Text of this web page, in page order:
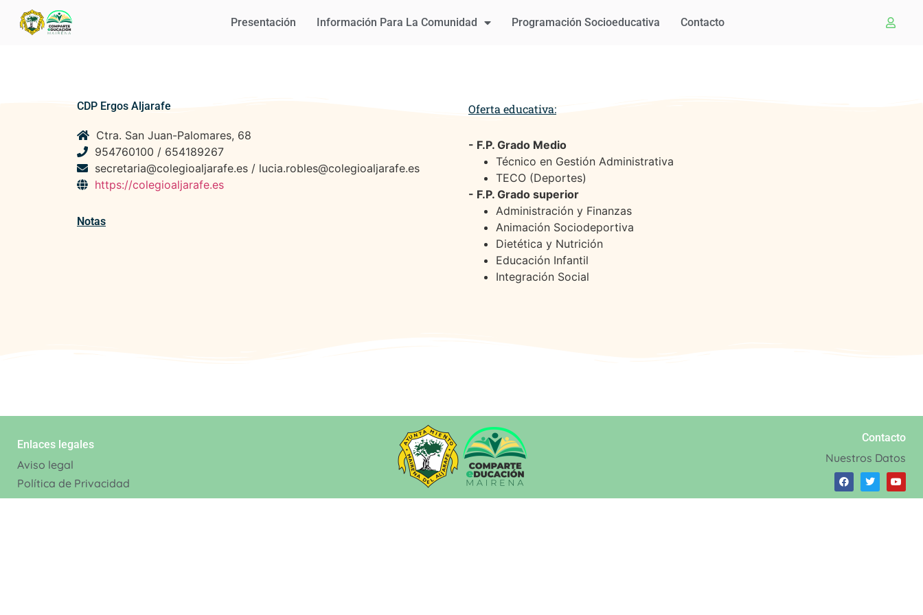
Presentación Información Para La Comunidad Programación Socioeducativa Contacto
CDP Ergos Aljarafe
Ctra. San Juan-Palomares, 68
954760100 / 654189267
secretaria@colegioaljarafe.es / lucia.robles@colegioaljarafe.es
https://colegioaljarafe.es
Notas
Oferta educativa:
- F.P. Grado Medio
Técnico en Gestión Administrativa
TECO (Deportes)
- F.P. Grado superior
Administración y Finanzas
Animación Sociodeportiva
Dietética y Nutrición
Educación Infantil
Integración Social
Enlaces legales
Aviso legal
Política de Privacidad
Contacto
Nuestros Datos